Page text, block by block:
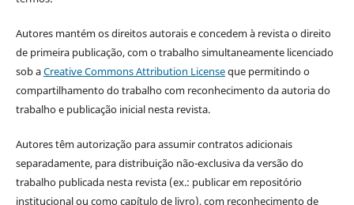
Autores mantém os direitos autorais e concedem à revista o direito
de primeira publicação, com o trabalho simultaneamente licenciado
sob aCreative Commons Attribution Licenseque permitindo o
compartilhamento do trabalho com reconhecimento da autoria do
trabalho e publicação inicial nesta revista.
Autores têm autorização para assumir contratos adicionais
separadamente, para distribuição não-exclusiva da versão do
trabalho publicada nesta revista (ex.: publicar em repositório
institucional ou como capítulo de livro), com reconhecimento de